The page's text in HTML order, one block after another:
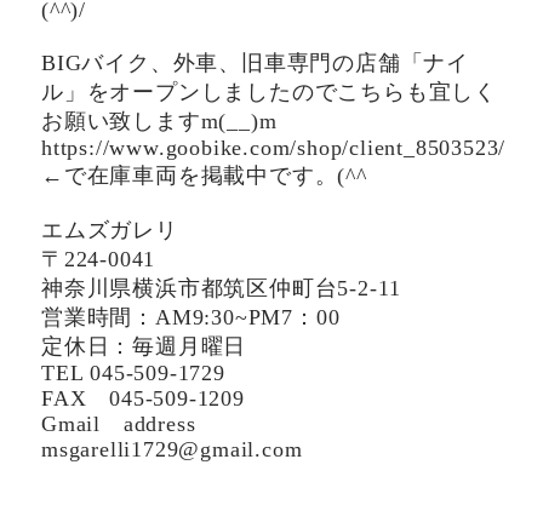
(^^)/
BIGバイク、外車、旧車専門の店舗「ナイ
ル」をオープンしましたのでこちらも宜しく
お願い致しますm(__)m
https://www.goobike.com/shop/client_8503523/
←で在庫車両を掲載中です。(^^ゞ
エムズガレリ
〒224-0041
神奈川県横浜市都筑区仲町台5-2-11
営業時間：AM9:30~PM7：00
定休日：毎週月曜日
TEL 045-509-1729
FAX 045-509-1209
Gmail address
msgarelli1729@gmail.com